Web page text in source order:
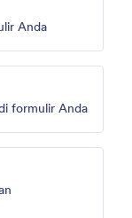
Anda
formulir Anda